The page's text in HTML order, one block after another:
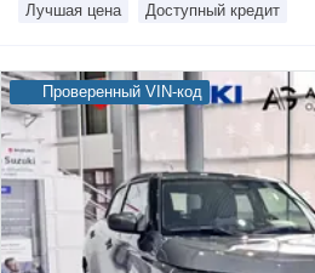
Лучшая цена Доступный кредит
Проверенный VIN-код